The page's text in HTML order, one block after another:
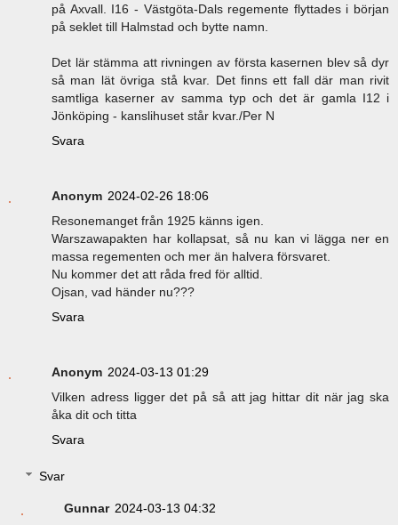
på Axvall. I16 - Västgöta-Dals regemente flyttades i början
på seklet till Halmstad och bytte namn.
Det lär stämma att rivningen av första kasernen blev så dyr
så man lät övriga stå kvar. Det finns ett fall där man rivit
samtliga kaserner av samma typ och det är gamla I12 i
Jönköping - kanslihuset står kvar./Per N
Svara
Anonym 2024-02-26 18:06
Resonemanget från 1925 känns igen.
Warszawapakten har kollapsat, så nu kan vi lägga ner en
massa regementen och mer än halvera försvaret.
Nu kommer det att råda fred för alltid.
Ojsan, vad händer nu???
Svara
Anonym 2024-03-13 01:29
Vilken adress ligger det på så att jag hittar dit när jag ska
åka dit och titta
Svara
Svar
Gunnar 2024-03-13 04:32